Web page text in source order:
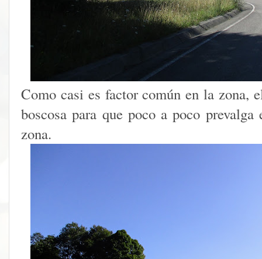
Como casi es factor común en la zona,
boscosa para que poco a poco
zona.